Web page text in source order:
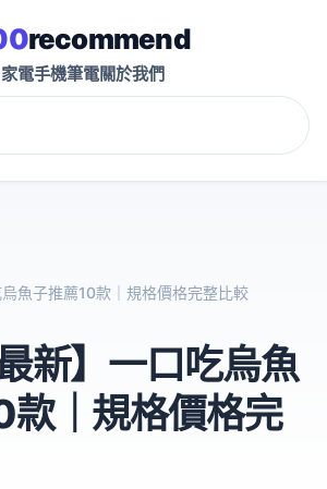
recommend
家電手機筆電關於我們
魚子推薦10款｜規格價格完整比較
新】一口吃烏魚
款｜規格價格完